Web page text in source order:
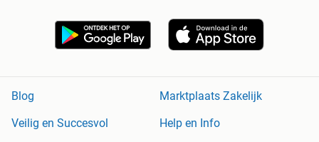
Blog
Marktplaats Zakelijk
Veilig en Succesvol
Help en Info